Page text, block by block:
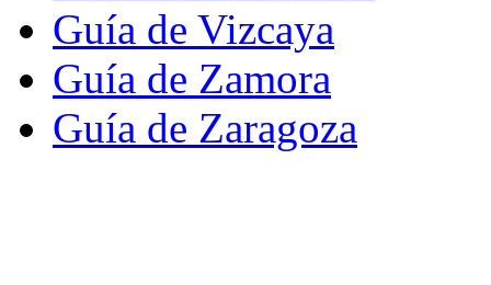
Guía de Vizcaya
Guía de Zamora
Guía de Zaragoza